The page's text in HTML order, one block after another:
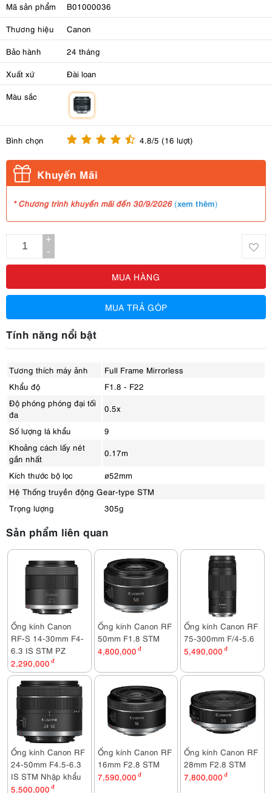
Mã sản phẩm B01000036
Thương hiệu Canon
Bảo hành 24 tháng
Xuất xứ Đài loan
Màu sắc
Bình chọn 4.8/5 (16 lượt)
Khuyến Mãi
* Chương trình khuyến mãi đến 30/9/2026 (xem thêm)
+
-
MUA HÀNG
MUA TRẢ GÓP
Tính năng nổi bật
Tương thích máy ảnh
Full Frame Mirrorless
Khẩu độ
F1.8 - F22
Độ phóng phóng đại tối
đa
0.5x
Số lượng lá khẩu
9
Khoảng cách lấy nét
gần nhất
0.17m
Kích thước bộ lọc
ø52mm
Hệ Thống truyền động Gear-type STM
Trọng lượng
305g
Sản phẩm liên quan
Ống kính Canon
RF-S 14-30mm F4-
6.3 IS STM PZ
2,290,000 đ
Ống kính Canon RF
50mm F1.8 STM
4,800,000 đ
Ống kính Canon RF
75-300mm F/4-5.6
5,490,000 đ
Ống kính Canon RF
24-50mm F4.5-6.3
IS STM Nhập khẩu
5,500,000 đ
Ống kính Canon RF
16mm F2.8 STM
7,590,000 đ
Ống kính Canon RF
28mm F2.8 STM
7,800,000 đ